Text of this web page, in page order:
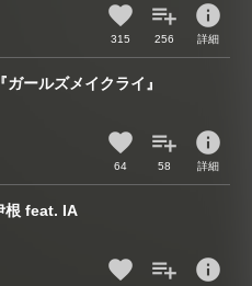
315 256
info
詳細
ガールズメイクライ』
64 58
info
詳細
根 feat. IA
info